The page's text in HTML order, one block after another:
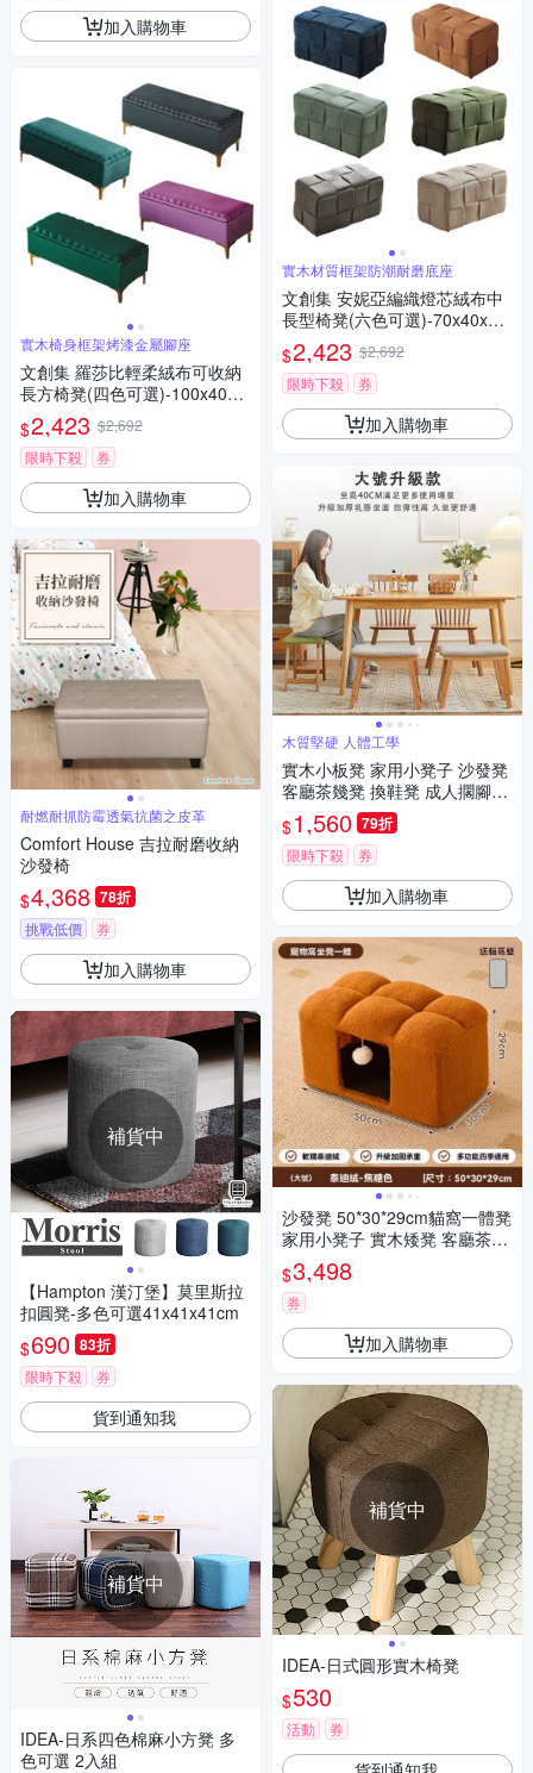
加入購物車
實木椅身框架烤漆金屬腳座
文創集 羅莎比輕柔絨布可收納
長方椅凳(四色可選)-100x40x4
0cm免組
$2,423 $2,692
限時下殺
券
加入購物車
耐燃耐抓防霉透氣抗菌之皮革
Comfort House 吉拉耐磨收納
沙發椅
$4,368 78折
挑戰低價 券
加入購物車
補貨中
【Hampton 漢汀堡】莫里斯拉
扣圓凳-多色可選41x41x41cm
$690 83折
限時下殺 券
貨到通知我
補貨中
IDEA-日系四色棉麻小方凳 多
色可選 2入組
實木材質框架防潮耐磨底座
文創集 安妮亞編織燈芯絨布中
長型椅凳(六色可選)-70x40x40
cm免組
$2,423 $2,692
限時下殺
券
加入購物車
木質堅硬 人體工學
實木小板凳 家用小凳子 沙發凳
客廳茶幾凳 換鞋凳 成人擱腳凳
矮凳 30*48*40cm
$1,560 79折
限時下殺 券
加入購物車
沙發凳 50*30*29cm貓窩一體凳
家用小凳子 實木矮凳 客廳茶幾
凳 創意可愛窩凳小方凳
$3,498
券
加入購物車
補貨中
IDEA-日式圓形實木椅凳
$530
活動 券